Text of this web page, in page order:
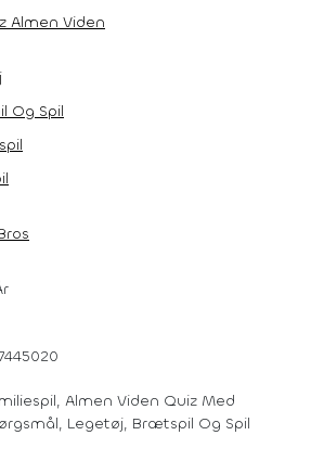
Almen Viden
Og Spil
Almen Viden Quiz Med
Legetøj, Brætspil Og Spil